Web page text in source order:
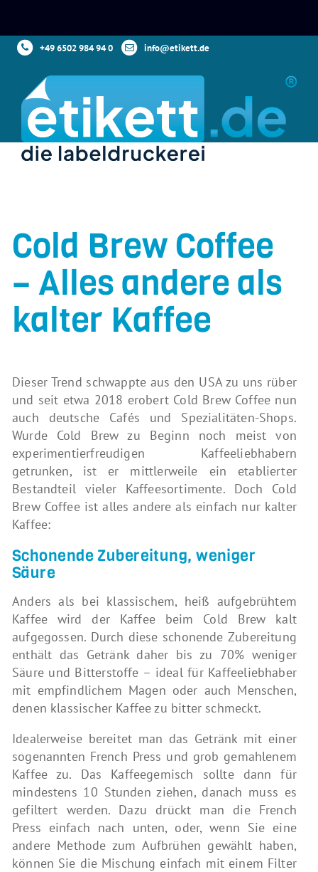
+49 6502 984 94 0 info@etikett.de
Cold Brew Coffee
– Alles andere als
kalter Kaffee
Dieser Trend schwappte aus den USA zu uns rüber
und seit etwa 2018 erobert Cold Brew Coffee nun
auch deutsche Cafés und Spezialitäten-Shops.
Wurde Cold Brew zu Beginn noch meist von
experimentierfreudigen Kaffeeliebhabern
getrunken, ist er mittlerweile ein etablierter
Bestandteil vieler Kaffeesortimente. Doch Cold
Brew Coffee ist alles andere als einfach nur kalter
Kaffee:
Schonende Zubereitung, weniger
Säure
Anders als bei klassischem, heiß aufgebrühtem
Kaffee wird der Kaffee beim Cold Brew kalt
aufgegossen. Durch diese schonende Zubereitung
enthält das Getränk daher bis zu 70% weniger
Säure und Bitterstoffe – ideal für Kaffeeliebhaber
mit empfindlichem Magen oder auch Menschen,
denen klassischer Kaffee zu bitter schmeckt.
Idealerweise bereitet man das Getränk mit einer
sogenannten French Press und grob gemahlenem
Kaffee zu. Das Kaffeegemisch sollte dann für
mindestens 10 Stunden ziehen, danach muss es
gefiltert werden. Dazu drückt man die French
Press einfach nach unten, oder, wenn Sie eine
andere Methode zum Aufbrühen gewählt haben,
können Sie die Mischung einfach mit einem Filter